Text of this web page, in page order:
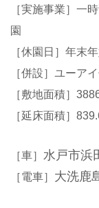
［実施事業］一
園
［休園日］年末
［併設］ユーア
［敷地面積］
［延床面積］
［車］ 水戸市浜
［電車］ 大洗鹿